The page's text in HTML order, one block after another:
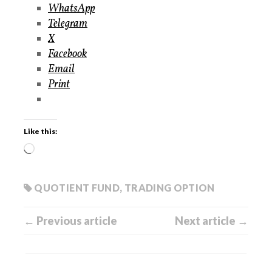
WhatsApp
Telegram
X
Facebook
Email
Print
Like this:
QUOTIENT FUND, TRADING OPTION
← Previous article Next article →